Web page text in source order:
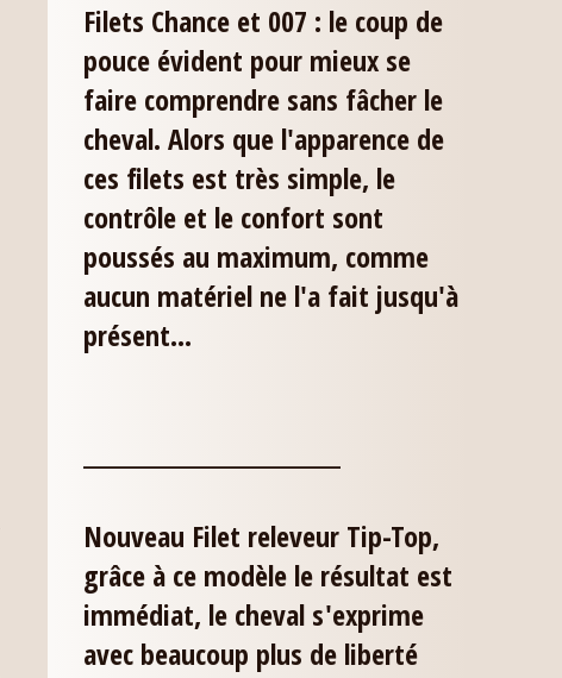
Filets Chance et 007 : le coup de
pouce évident pour mieux se
faire comprendre sans fâcher le
cheval. Alors que l'apparence de
ces filets est très simple, le
contrôle et le confort sont
poussés au maximum, comme
aucun matériel ne l'a fait jusqu'à
présent...
Nouveau Filet releveur Tip-Top,
grâce à ce modèle le résultat est
immédiat, le cheval s'exprime
avec beaucoup plus de liberté